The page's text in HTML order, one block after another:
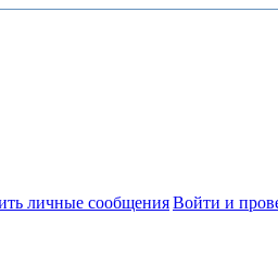
Войти и